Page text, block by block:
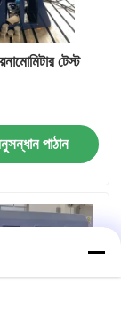
টেস্ট
পাঠান